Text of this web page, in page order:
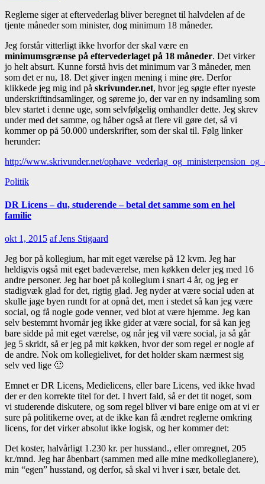
Reglerne siger at eftervederlag bliver beregnet til halvdelen af de
tjente måneder som minister, dog minimum 18 måneder.
Jeg forstår vitterligt ikke hvorfor der skal være en
minimumsgrænse på eftervederlaget på 18 måneder. Det virker
jo helt absurt. Kunne forstå hvis det minimum var 3 måneder, men
som det er nu, 18. Det giver ingen mening i mine øre. Derfor
klikkede jeg mig ind på skrivunder.net, hvor jeg søgte efter nyeste
underskriftindsamlinger, og søreme jo, der var en ny indsamling som
blev startet i denne uge, som selvfølgelig omhandler dette. Jeg skrev
under med det samme, og håber også at flere vil gøre det, så vi
kommer op på 50.000 underskrifter, som der skal til. Følg linker
herunder:
http://www.skrivunder.net/
Politik
DR Licens – du, studerende – betal det samme som en hel
familie
okt 1, 2015 af Jens Stigaard
Jeg bor på kollegium, har mit eget værelse på 12 kvm. Jeg har
heldigvis også mit eget badeværelse, men køkken deler jeg med 16
andre personer. Jeg har boet på kollegium i snart 4 år, og jeg er
stadigvæk glad for det, rigtig glad. Jeg nyder at være social uden at
skulle jage byen rundt for at opnå det, men i stedet så kan jeg være
social, og få nogle gode venner, ved blot at være hjemme. Jeg kan
selv bestemmt hvornår jeg ikke gider at være social, for så kan jeg
bare sidde på mit eget værelse, og når jeg vil være social, ja så går
jeg 5 skridt, så er jeg på mit køkken, hvor der som regel er nogle af
de andre. Nok om kollegielivet, for det holder skam nærmest sig
selv ved lige 🙂
Emnet er DR Licens, Medielicens, eller bare Licens, ved ikke hvad
der er den korrekte titel for det. I hvert fald, så er det tit noget, som
vi studerende diskutere, og som regel bliver vi bare enige om at vi er
sure på politikerne over, at de ikke kan få ændret reglerne omkring
licens, for det virker absolut ikke logisk, og her kommer det:
Det koster, halvårligt 1.230 kr. per husstand., eller omregnet, 205
kr./mnd. Jeg har åbenbart (sammen med alle mine medkollegianere),
min “egen” husstand, og derfor, så skal vi hver i sær, betale det.